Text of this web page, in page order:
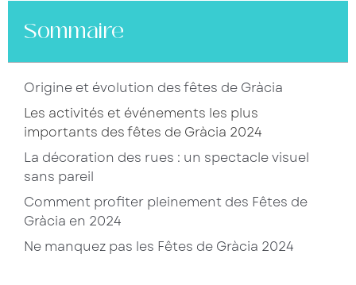
Sommaire
Origine et évolution des fêtes de Gràcia
Les activités et événements les plus
importants des fêtes de Gràcia 2024
La décoration des rues : un spectacle visuel
sans pareil
Comment profiter pleinement des Fêtes de
Gràcia en 2024
Ne manquez pas les Fêtes de Gràcia 2024